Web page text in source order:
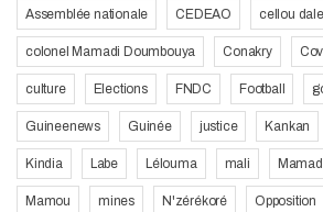
Assemblée nationale CEDEAO cellou
colonel Mamadi Doumbouya Conakry
culture Elections FNDC Football
Guineenews Guinée justice Kankan
Kindia Labe Lélouma mali
Mamou mines N'zérékoré Opposition